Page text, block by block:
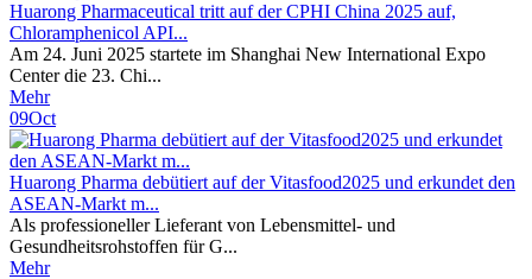
Huarong Pharmaceutical tritt auf der CPHI China 2025 auf,
Chloramphenicol API...
Am 24. Juni 2025 startete im Shanghai New International Expo
Center die 23. Chi...
Mehr
09Oct
Huarong Pharma debütiert auf der Vitasfood2025 und erkundet den
ASEAN-Markt m...
Als professioneller Lieferant von Lebensmittel- und
Gesundheitsrohstoffen für G...
Mehr